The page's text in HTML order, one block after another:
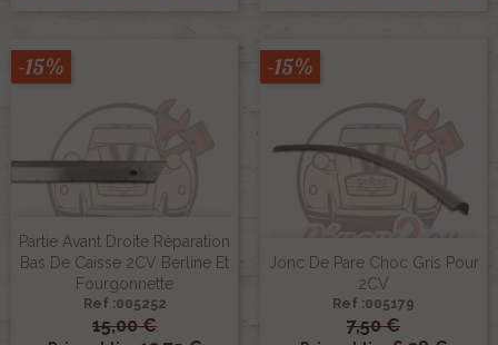
Partie Avant Droite Réparation
Bas De Caisse 2CV Berline Et
Fourgonnette
Ref :005252
15,00 €
-15%
Jonc De Pare Choc Gris Pour
2CV
Ref :005179
7,50 €
-15%